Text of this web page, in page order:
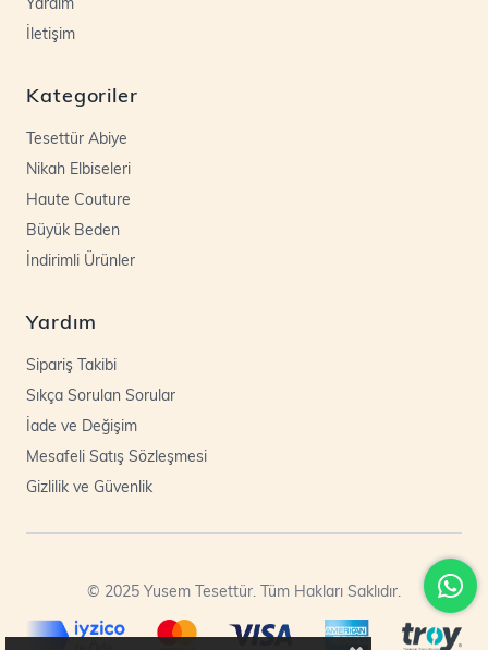
İletişim
Kategoriler
Tesettür Abiye
Nikah Elbiseleri
Haute Couture
Büyük Beden
İndirimli Ürünler
Yardım
Sipariş Takibi
Sıkça Sorulan Sorular
İade ve Değişim
Mesafeli Satış Sözleşmesi
Gizlilik ve Güvenlik
© 2025 Yusem Tesettür. Tüm Hakları Saklıdır.